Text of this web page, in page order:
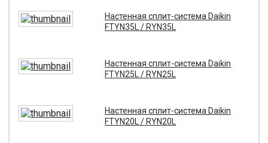
Настенная сплит-система Daikin
FTYN35L / RYN35L
Настенная сплит-система Daikin
FTYN25L / RYN25L
Настенная сплит-система Daikin
FTYN20L / RYN20L